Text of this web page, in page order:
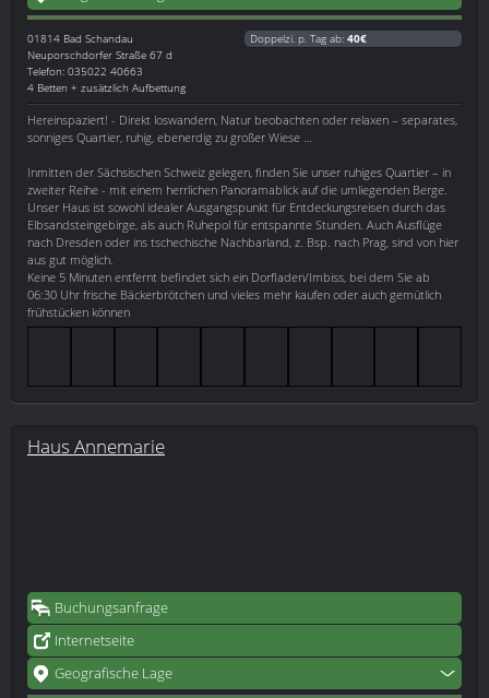
01814 Bad Schandau
Neuporschdorfer Straße 67 d
Telefon: 035022 40663
4 Betten + zusätzlich Aufbettung
Doppelzi. p. Tag ab: 40€
Hereinspaziert! - Direkt loswandern, Natur beobachten oder relaxen – separates,
sonniges Quartier, ruhig, ebenerdig zu großer Wiese …
Inmitten der Sächsischen Schweiz gelegen, finden Sie unser ruhiges Quartier – in
zweiter Reihe - mit einem herrlichen Panoramablick auf die umliegenden Berge.
Unser Haus ist sowohl idealer Ausgangspunkt für Entdeckungsreisen durch das
Elbsandsteingebirge, als auch Ruhepol für entspannte Stunden. Auch Ausflüge
nach Dresden oder ins tschechische Nachbarland, z. Bsp. nach Prag, sind von hier
aus gut möglich.
Keine 5 Minuten entfernt befindet sich ein Dorfladen/Imbiss, bei dem Sie ab
06:30 Uhr frische Bäckerbrötchen und vieles mehr kaufen oder auch gemütlich
frühstücken können
Haus Annemarie
Buchungsanfrage
Internetseite
Geografische Lage